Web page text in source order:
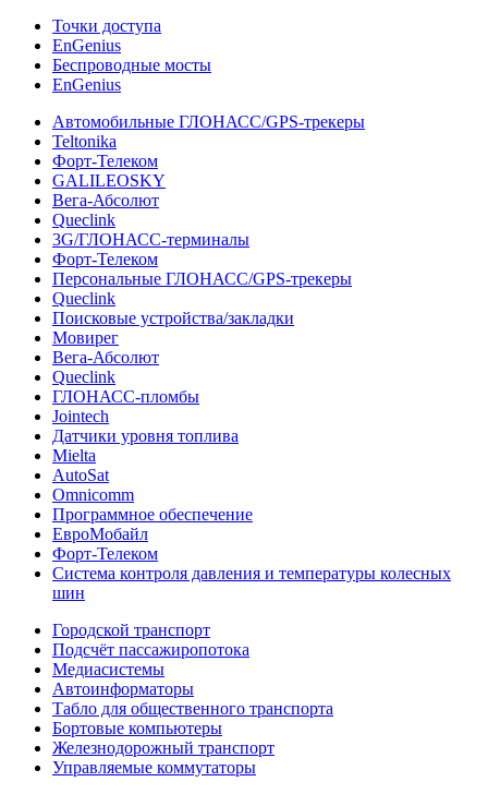
Точки доступа
EnGenius
Беспроводные мосты
EnGenius
Автомобильные ГЛОНАСС/GPS-трекеры
Teltonika
Форт-Телеком
GALILEOSKY
Вега-Абсолют
Queclink
3G/ГЛОНАСС-терминалы
Форт-Телеком
Персональные ГЛОНАСС/GPS-трекеры
Queclink
Поисковые устройства/закладки
Мовирег
Вега-Абсолют
Queclink
ГЛОНАСС-пломбы
Jointech
Датчики уровня топлива
Mielta
AutoSat
Omnicomm
Программное обеспечение
ЕвроМобайл
Форт-Телеком
Система контроля давления и температуры колесных
шин
Городской транспорт
Подсчёт пассажиропотока
Медиасистемы
Автоинформаторы
Табло для общественного транспорта
Бортовые компьютеры
Железнодорожный транспорт
Управляемые коммутаторы